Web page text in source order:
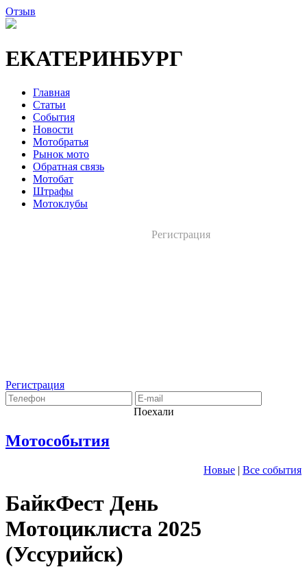
Отзыв
ЕКАТЕРИНБУРГ
Главная
Статьи
События
Новости
Мотобратья
Рынок мото
Обратная связь
Мотобат
Штрафы
Мотоклубы
Регистрация
Регистрация
Поехали
Мотособытия
Новые | Все события
БайкФест День
Мотоциклиста 2025
(Уссурийск)